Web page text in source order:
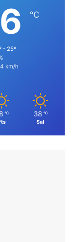
℃
- 25º
km/h
℃ 38 ℃
Sal